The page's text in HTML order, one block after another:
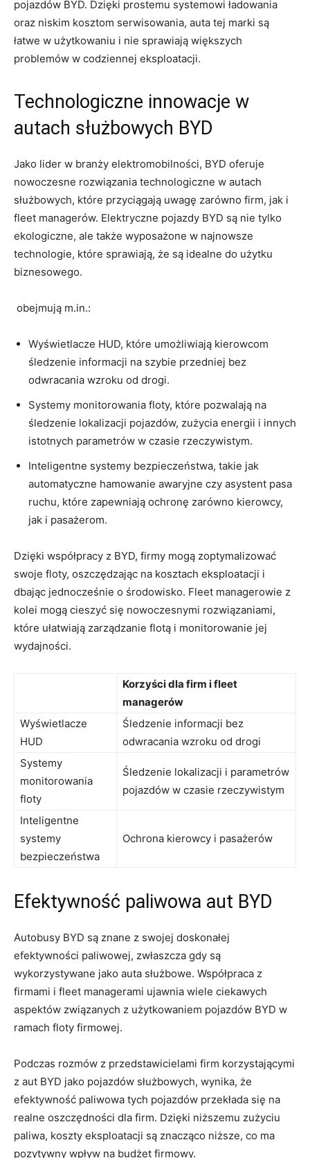
pojazdów ⁣BYD. ‌Dzięki prostemu systemowi ładowania​
oraz niskim kosztom ​serwisowania, ‌auta ⁢tej marki są
łatwe w użytkowaniu i nie⁤ sprawiają większych
problemów w codziennej eksploatacji.
Technologiczne innowacje w
autach służbowych BYD
Jako lider w ‍branży ⁤elektromobilności, BYD oferuje
nowoczesne ⁣rozwiązania technologiczne ‌w autach
służbowych, które ⁤przyciągają ⁢uwagę⁤ zarówno firm,⁤ jak i
fleet managerów. Elektryczne pojazdy BYD są nie tylko
ekologiczne, ale także wyposażone ⁤w najnowsze
technologie, które sprawiają,⁢ że są idealne do użytku
biznesowego.
⁣ obejmują m.in.:
Wyświetlacze HUD, które umożliwiają kierowcom
śledzenie informacji na szybie ⁢przedniej bez‍
odwracania wzroku od drogi.
Systemy monitorowania floty, które pozwalają na
śledzenie lokalizacji pojazdów, ⁤zużycia energii i ⁤innych
​istotnych parametrów w czasie rzeczywistym.
Inteligentne systemy bezpieczeństwa, takie jak
automatyczne ⁢hamowanie awaryjne czy asystent pasa
ruchu, ⁢które ⁢zapewniają ochronę zarówno kierowcy,
jak i pasażerom.
Dzięki współpracy z BYD, firmy ​mogą zoptymalizować
swoje floty, oszczędzając na kosztach eksploatacji i
dbając jednocześnie o środowisko.⁣ Fleet managerowie z
⁢kolei ‌mogą cieszyć się nowoczesnymi rozwiązaniami,
które ułatwiają zarządzanie ‍flotą i monitorowanie jej
wydajności.
Korzyści dla firm⁢ i fleet
⁢managerów
Wyświetlacze
HUD
Śledzenie‌ informacji bez
odwracania wzroku od drogi
Systemy
monitorowania
floty
Śledzenie lokalizacji i parametrów
pojazdów w czasie rzeczywistym
Inteligentne⁣
systemy
bezpieczeństwa
Ochrona kierowcy i pasażerów
Efektywność paliwowa ‍aut BYD
Autobusy BYD są znane z swojej doskonałej
efektywności paliwowej, zwłaszcza gdy są
wykorzystywane jako auta służbowe. Współpraca z‍
firmami i⁤ fleet managerami ​ujawnia wiele ciekawych
aspektów‌ związanych z użytkowaniem ​pojazdów BYD w
ramach ⁢floty firmowej.
Podczas rozmów z‍ przedstawicielami firm korzystającymi‍
z aut ⁤BYD jako⁣ pojazdów służbowych, wynika, że
efektywność paliwowa tych pojazdów przekłada⁣ się na
realne oszczędności dla firm. Dzięki niższemu zużyciu
paliwa,​ koszty⁤ eksploatacji są znacząco niższe, co ma
pozytywny wpływ na budżet⁣ firmowy.